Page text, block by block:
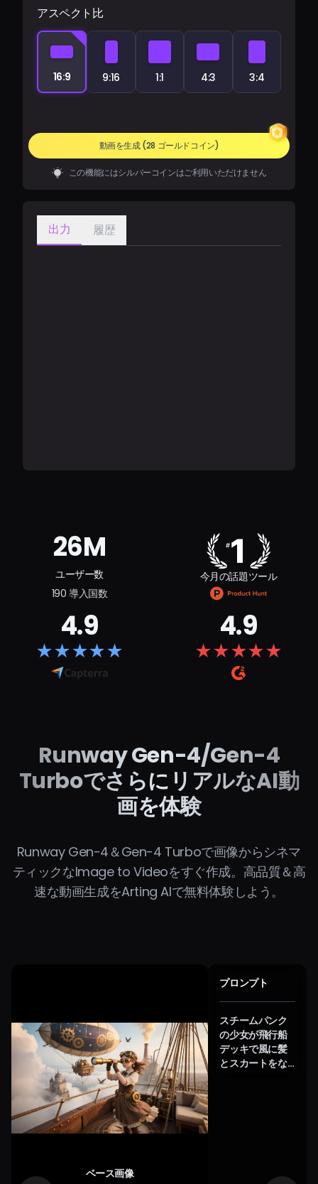
アスペクト比
16:9 9:16 1:1 4:3 3:4
動画を生成(28 ゴールドコイン)
この機能にはシルバーコインはご利用いただけません
出力 履歴
26M
ユーザー数
190 導入国数
今月の話題ツール
4.9
★★★★★
4.9
★★★★★
Runway Gen-4/Gen-4
TurboでさらにリアルなAI動
画を体験
Runway Gen-4＆Gen-4 Turboで画像からシネマ
ティックなImage to Videoをすぐ作成。高品質＆高
速な動画生成をArting AIで無料体験しよう。
ベース画像
プロンプト
スチームパンク
の少女が飛行船
デッキで風に髪
とスカートをな
メラはなめらか